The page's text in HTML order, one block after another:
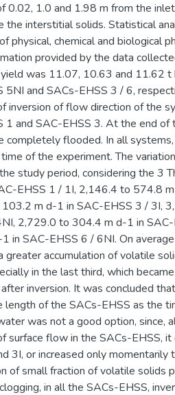
0.02, 1.0 and 1.98 m from the
the interstitial solids. Statistical
physical, chemical and biological
provided by the data
was 11.07, 10.63 and 11.62 t
5NI and SACs-EHSS 3 / 6,
inversion of flow direction of the
1 and SAC-EHSS 3. At the end
completely flooded. In all
of the experiment. The
study period, considering the 3
EHSS 1 / 1I, 2,146.4 to 574.8
m d-1 in SAC-EHSS 3 / 3I,
2,729.0 to 304.4 m d-1 in
in SAC-EHSS 6 / 6NI. On
greater accumulation of volatile
in the last third, which
inversion. It was concluded
length of the SACs-EHSS as the
was not a good option, since,
surface flow in the SACs-EHSS,
3I, or increased only momentarily
of small fraction of volatile solids
in all the SACs-EHSS,